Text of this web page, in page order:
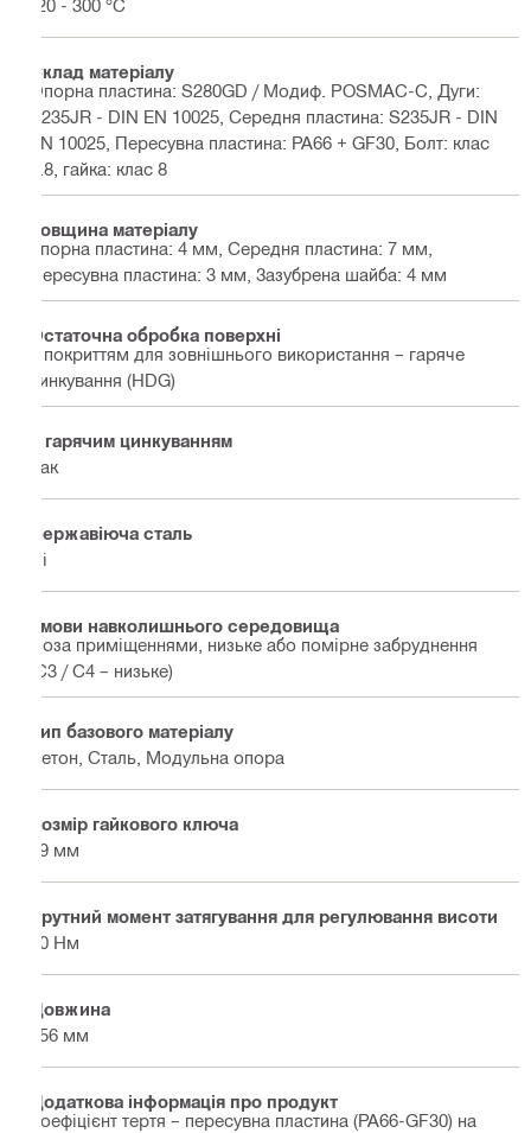
-20 - 300 °C
Склад матеріалу
Опорна пластина: S280GD / Модиф. POSMAC-C, Дуги:
S235JR - DIN EN 10025, Середня пластина: S235JR - DIN
EN 10025, Пересувна пластина: PA66 + GF30, Болт: клас
8.8, гайка: клас 8
Товщина матеріалу
опорна пластина: 4 мм, Середня пластина: 7 мм,
Пересувна пластина: 3 мм, Зазубрена шайба: 4 мм
Остаточна обробка поверхні
З покриттям для зовнішнього використання – гаряче
цинкування (HDG)
З гарячим цинкуванням
Так
Нержавіюча сталь
Ні
Умови навколишнього середовища
Поза приміщеннями, низьке або помірне забруднення
(C3 / C4 – низьке)
Тип базового матеріалу
Бетон, Сталь, Модульна опора
Розмір гайкового ключа
19 мм
Крутний момент затягування для регулювання висоти
50 Нм
Довжина
256 мм
Додаткова інформація про продукт
Коефіцієнт тертя – пересувна пластина (PA66-GF30) на